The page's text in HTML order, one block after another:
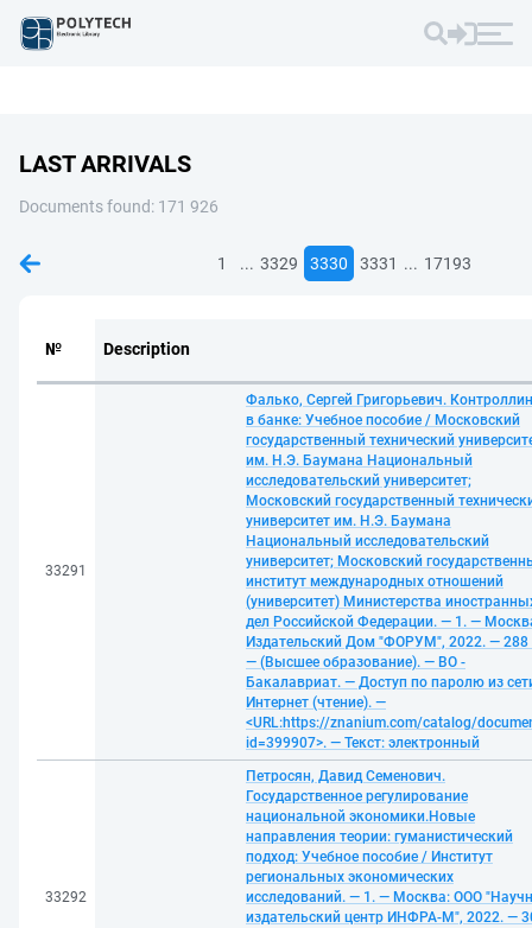
LAST ARRIVALS
Documents found: 171 926
1 ... 3329 3330 3331 ... 17193
№ Description
33291
Фалько, Сергей Григорьевич.
в банке: Учебное пособие / Московский
государственный технический
им. Н.Э. Баумана Национальный
исследовательский университет;
Московский государственный
университет им. Н.Э. Баумана
Национальный исследовательский
университет; Московский
институт международных отношений
(университет) Министерства
дел Российской Федерации. — 1. —
Издательский Дом "ФОРУМ", 2022. — 288
— (Высшее образование). — ВО -
Бакалавриат. — Доступ по паролю из
Интернет (чтение). —
<URL:https://znanium.com/catalog/
id=399907>. — Текст: электронный
33292
Петросян, Давид Семенович.
Государственное регулирование
национальной экономики.Новые
направления теории: гуманистический
подход: Учебное пособие / Институт
региональных экономических
исследований. — 1. — Москва: ООО
издательский центр ИНФРА-М", 2022. —